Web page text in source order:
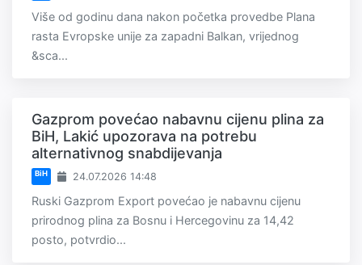
Više od godinu dana nakon početka provedbe Plana
rasta Evropske unije za zapadni Balkan, vrijednog
&sca...
Gazprom povećao nabavnu cijenu plina za
BiH, Lakić upozorava na potrebu
alternativnog snabdijevanja
BiH 24.07.2026 14:48
Ruski Gazprom Export povećao je nabavnu cijenu
prirodnog plina za Bosnu i Hercegovinu za 14,42
posto, potvrdio...